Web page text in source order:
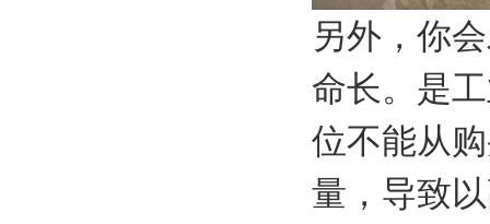
另外，你
命长。是
位不能从
量，导致